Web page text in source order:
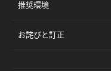
推奨環境
お詫びと訂正